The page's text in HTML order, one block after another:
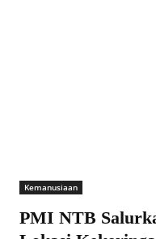
Kemanusiaan
PMI NTB